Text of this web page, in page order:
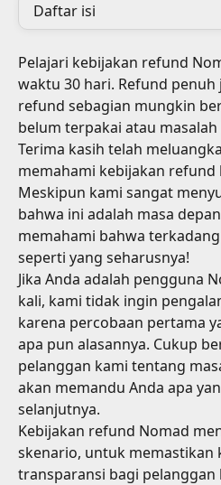
Daftar isi
Pelajari kebijakan refund
waktu 30 hari. Refund
refund sebagian mungkin
belum terpakai atau masalah
Terima kasih telah
memahami kebijakan refund
Meskipun kami sangat
bahwa ini adalah masa
memahami bahwa
seperti yang seharusnya!
Jika Anda adalah pengguna
kali, kami tidak ingin
karena percobaan pertama
apa pun alasannya. Cukup
pelanggan kami tentang
akan memandu Anda apa
selanjutnya.
Kebijakan refund Nomad
skenario, untuk memastikan
transparansi bagi pelanggan